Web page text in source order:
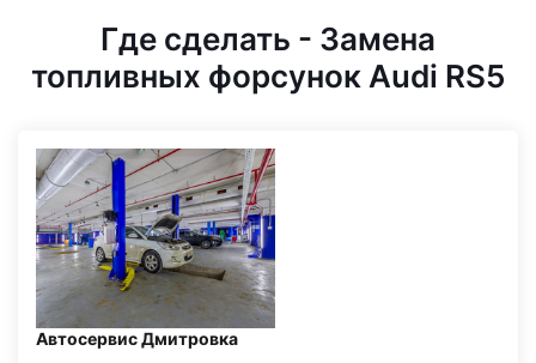
Где сделать - Замена
топливных форсунок Audi RS5
Автосервис Дмитровка